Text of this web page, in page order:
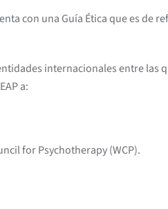
con una Guía Ética que es de
internacionales entre las
a:
for Psychotherapy (WCP).